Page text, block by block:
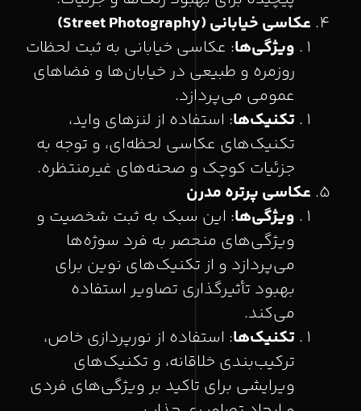
عکاسی خیابانی(Street Photography)
ویژگی‌ها: عکاسی خیابانی به ثبت لحظات
روزمره و طبیعی در خیابان‌ها و فضاهای
عمومی می‌پردازد.
تکنیک‌ها: استفاده از لنزهای واید،
تکنیک‌های عکاسی لحظه‌ای، و توجه به
جزئیات کوچک و صحنه‌های غیرمنتظره.
عکاسی پرتره مدرن
ویژگی‌ها: این سبک به ثبت شخصیت و
ویژگی‌های منحصر به فرد سوژه‌ها
می‌پردازد و از تکنیک‌های نوین برای
بهبود تأثیرگذاری تصاویر استفاده
می‌کند.
تکنیک‌ها: استفاده از نورپردازی خاص،
ترکیب‌بندی خلاقانه، و تکنیک‌های
ویرایشی برای تاکید بر ویژگی‌های فردی